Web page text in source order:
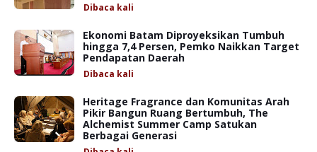
Dibaca kali
Ekonomi Batam Diproyeksikan Tumbuh
hingga 7,4 Persen, Pemko Naikkan Target
Pendapatan Daerah
Dibaca kali
Heritage Fragrance dan Komunitas Arah
Pikir Bangun Ruang Bertumbuh, The
Alchemist Summer Camp Satukan
Berbagai Generasi